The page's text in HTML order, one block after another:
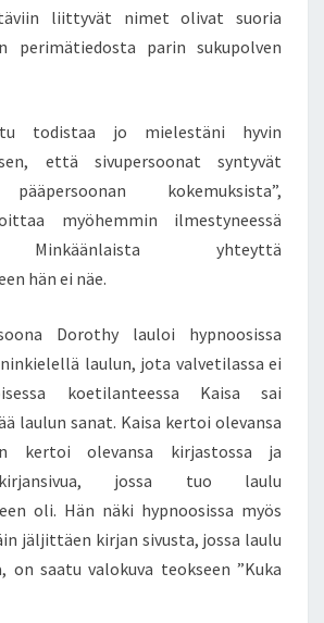
liittyvät nimet olivat suoria
perimätiedosta parin sukupolven
todistaa jo mielestäni hyvin
että sivupersoonat syntyvät
kokemuksista”,
myöhemmin ilmestyneessä
Minkäänlaista yhteyttä
hän ei näe.
Dorothy lauloi hypnoosissa
laulun, jota valvetilassa ei
koetilanteessa Kaisa sai
laulun sanat. Kaisa kertoi olevansa
kertoi olevansa kirjastossa ja
jossa tuo laulu
oli. Hän näki hypnoosissa myös
jäljittäen kirjan sivusta, jossa laulu
saatu valokuva teokseen ”Kuka